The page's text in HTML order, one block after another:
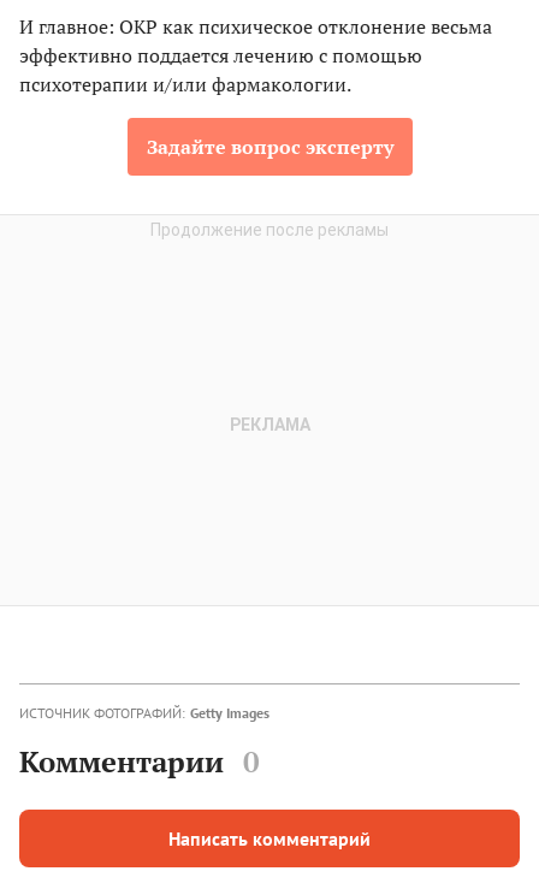
И главное: ОКР как психическое отклонение весьма
эффективно поддается лечению с помощью
психотерапии и/или фармакологии.
Задайте вопрос эксперту
ИСТОЧНИК ФОТОГРАФИЙ: Getty Images
Комментарии 0
Написать комментарий